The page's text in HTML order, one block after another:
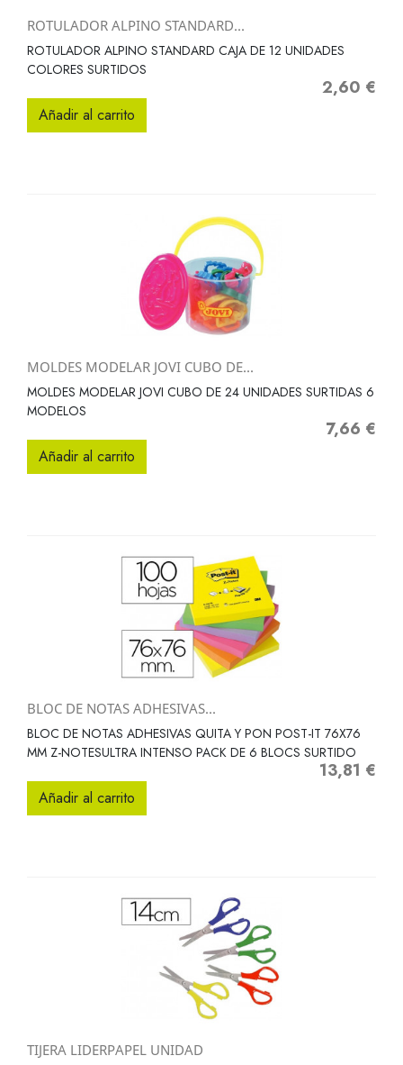
ROTULADOR ALPINO STANDARD...
ROTULADOR ALPINO STANDARD CAJA DE 12 UNIDADES
COLORES SURTIDOS
Precio
2,60 €
Añadir al carrito
MOLDES MODELAR JOVI CUBO DE...
MOLDES MODELAR JOVI CUBO DE 24 UNIDADES SURTIDAS 6
MODELOS
Precio
7,66 €
Añadir al carrito
BLOC DE NOTAS ADHESIVAS...
BLOC DE NOTAS ADHESIVAS QUITA Y PON POST-IT 76X76
MM Z-NOTESULTRA INTENSO PACK DE 6 BLOCS SURTIDO
Precio
13,81 €
Añadir al carrito
TIJERA LIDERPAPEL UNIDAD